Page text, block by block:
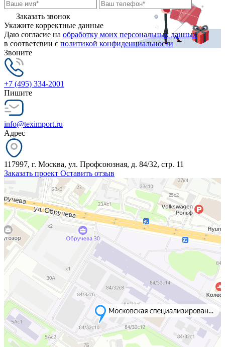
Заказать звонок
Укажите корректные данные
Даю согласие на обработку моих персональных данных
в соответсвии с политикой конфиденциальности
Звоните
+7 (495) 334-2001
Пишите
info@teximport.ru
Адрес
117997, г. Москва, ул. Профсоюзная, д. 84/32, стр. 11
Заказать проект Оставить отзыв